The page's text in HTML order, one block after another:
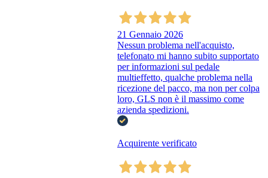
21 Gennaio 2026
Nessun problema nell'acquisto,
telefonato mi hanno subito supportato
per informazioni sul pedale
multieffetto, qualche problema nella
ricezione del pacco, ma non per colpa
loro, GLS non è il massimo come
azienda spedizioni.
Acquirente verificato